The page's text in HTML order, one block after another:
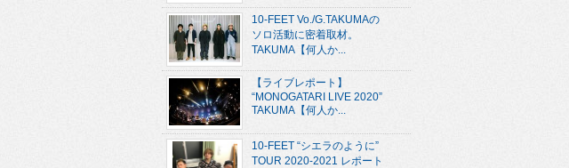
10-FEET Vo./G.TAKUMAの
ソロ活動に密着取材。
TAKUMA【何人か...
【ライブレポート】
“MONOGATARI LIVE 2020”
TAKUMA【何人か...
10-FEET “シエラのように”
TOUR 2020-2021 レポート